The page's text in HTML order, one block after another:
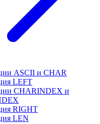
ASCII и CHAR
LEFT
CHARINDEX и
RIGHT
LEN